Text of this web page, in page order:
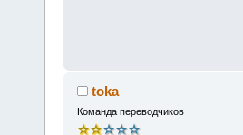
toka
Команда переводчиков